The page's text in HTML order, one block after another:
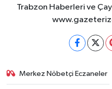
Trabzon Haberleri ve
Merkez Nöbetçi Eczaneler